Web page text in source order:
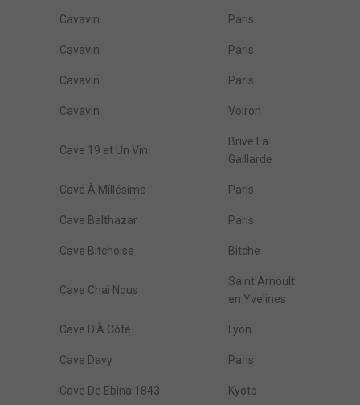
Cavavin Paris
Cavavin Paris
Cavavin Paris
Cavavin Voiron
Cave 19 et Un Vin
Brive La
Gaillarde
Cave À Millésime Paris
Cave Balthazar Paris
Cave Bitchoise Bitche
Cave Chai Nous
Saint Arnoult
en Yvelines
Cave D'À Côté Lyon
Cave Davy Paris
Cave De Ebina 1843 Kyoto